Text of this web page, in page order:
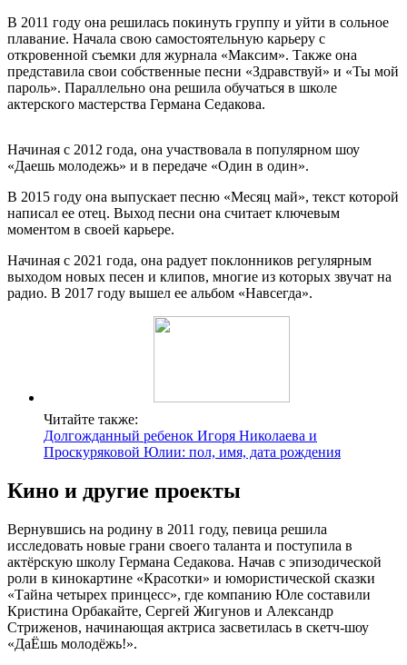
В 2011 году она решилась покинуть группу и уйти в сольное
плавание. Начала свою самостоятельную карьеру с
откровенной съемки для журнала «Максим». Также она
представила свои собственные песни «Здравствуй» и «Ты мой
пароль». Параллельно она решила обучаться в школе
актерского мастерства Германа Седакова.
Начиная с 2012 года, она участвовала в популярном шоу
«Даешь молодежь» и в передаче «Один в один».
В 2015 году она выпускает песню «Месяц май», текст которой
написал ее отец. Выход песни она считает ключевым
моментом в своей карьере.
Начиная с 2021 года, она радует поклонников регулярным
выходом новых песен и клипов, многие из которых звучат на
радио. В 2017 году вышел ее альбом «Навсегда».
Читайте также:
Долгожданный ребенок Игоря Николаева и
Проскуряковой Юлии: пол, имя, дата рождения
Кино и другие проекты
Вернувшись на родину в 2011 году, певица решила
исследовать новые грани своего таланта и поступила в
актёрскую школу Германа Седакова. Начав с эпизодической
роли в кинокартине «Красотки» и юмористической сказки
«Тайна четырех принцесс», где компанию Юле составили
Кристина Орбакайте, Сергей Жигунов и Александр
Стриженов, начинающая актриса засветилась в скетч-шоу
«ДаЁшь молодёжь!».